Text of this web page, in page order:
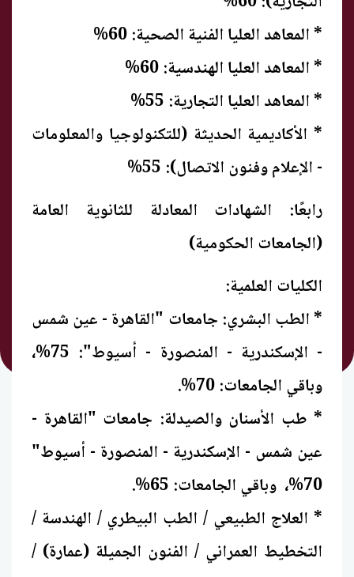
* المعاهد العليا الفنية الصحية: 60%
* المعاهد العليا الهندسية: 60%
* المعاهد العليا التجارية: 55%
* الأكاديمية الحديثة (للتكنولوجيا والمعلومات
- الإعلام وفنون الاتصال): 55%
رابعًا: الشهادات المعادلة للثانوية العامة
(الجامعات الحكومية)
الكليات العلمية:
* الطب البشري: جامعات "القاهرة - عين شمس
- الإسكندرية - المنصورة - أسيوط": 75%،
وباقي الجامعات: 70%.
* طب الأسنان والصيدلة: جامعات "القاهرة -
عين شمس - الإسكندرية - المنصورة - أسيوط"
70%، وباقي الجامعات: 65%.
* العلاج الطبيعي / الطب البيطري / الهندسة /
التخطيط العمراني / الفنون الجميلة (عمارة) /